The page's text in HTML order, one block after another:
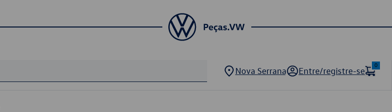
Nova Serrana Entre/registre-se
0